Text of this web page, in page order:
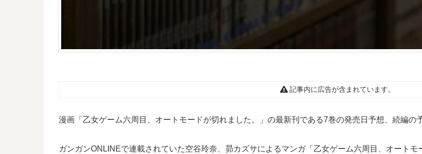
記事内に広告が含まれています。
漫画「乙女ゲーム六周目、オートモードが切れました。」の最新刊である7巻の発売日予想、続編の
ガンガンONLINEで連載されていた空谷玲奈、昴カズサによるマンガ「乙女ゲーム六周目、オートモ